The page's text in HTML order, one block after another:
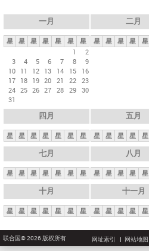
一月
星 星 星 星 星 星
星
1
2
3
4 5 6 7 8
9
10 11 12 13 14 15
16
17 18 19 20 21 22 23
24 25 26 27 28 29 30
31
二月
星 星 星 星 星
四月
星 星 星 星 星 星 星
五月
星 星 星 星 星
七月
星 星 星 星 星 星 星
八月
星 星 星 星 星
十月
星 星 星 星 星 星 星
十一月
星 星 星 星 星
联合国© 2026 版权所有 网址索引 网站地图